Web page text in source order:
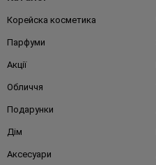
Корейска косметика
Парфуми
Акції
Обличчя
Подарунки
Дім
Аксесуари